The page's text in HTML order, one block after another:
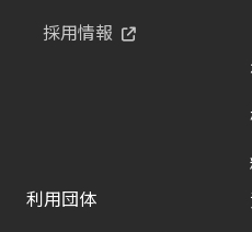
採用情報
利用団体